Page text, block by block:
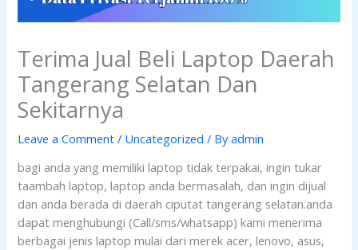
Terima Jual Beli Laptop Daerah
Tangerang Selatan Dan
Sekitarnya
Leave a Comment / Uncategorized / Byadmin
bagi anda yang memiliki laptop tidak terpakai, ingin tukar
taambah laptop, laptop anda bermasalah, dan ingin dijual
dan anda berada di daerah ciputat tangerang selatan.anda
dapat menghubungi (Call/sms/whatsapp) kami menerima
berbagai jenis laptop mulai dari merek acer, lenovo, asus,